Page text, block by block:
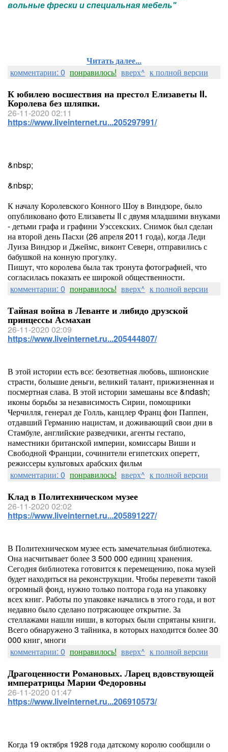
вольные фрески и специальная мебель"
Читать далее...
комментарии: 0 понравилось! вверх^ к полной версии
К юбилею восшествия на престол Елизаветы II.
Королева без шляпки.
26-11-2020 02:11
https://www.liveinternet.ru...205297991/
&nbsp;
&nbsp;
К началу Королевского Конного Шоу в Виндзоре, было
опубликовано фото Елизаветы II с двумя младшими внуками
- детьми графа и графини Уэссекских. Снимок был сделан
на второй день Пасхи (26 апреля 2011 года), когда Леди
Луиза Виндзор и Джеймс, виконт Северн, отправились с
бабушкой на конную прогулку.
Пишут, что королева была так тронута фотографией, что
согласилась показать ее широкой общественности.
комментарии: 0 понравилось! вверх^ к полной версии
Тайная война в Леванте и либидо друзской
принцессы Асмахан
26-11-2020 02:09
https://www.liveinternet.ru...205444807/
В этой истории есть все: безответная любовь, шпионские
страсти, большие деньги, великий талант, прижизненная и
посмертная слава. В этой истории замешаны все &ndash;
иконы борьбы за независимость Сирии, помощники
Черчилля, генерал де Голль, канцлер Франц фон Паппен,
отдавший Германию нацистам, и доживающий свои дни в
Стамбуле, английские разведчики, агенты гестапо,
наместники британской империи, комиссары Виши и
Свободной Франции, сочинители египетских оперетт,
режиссеры культовых арабских фильм
комментарии: 0 понравилось! вверх^ к полной версии
Клад в Политехническом музее
26-11-2020 02:02
https://www.liveinternet.ru...205891227/
В Политехническом музее есть замечательная библиотека.
Она насчитывает более 3 500 000 единиц хранения.
Сегодня библиотека готовится к перемещению, пока музей
будет находиться на реконструкции. Чтобы перевезти такой
огромный фонд, нужно только полтора года на упаковку
всех книг. Работы по упаковке начались в этого года, и вот
недавно было сделано потрясающее открытие. За
стеллажами нашли ниши, в которых были спрятаны книги.
Всего обнаружено 3 тайника, в которых находится более 30
000 книг, многи
комментарии: 0 понравилось! вверх^ к полной версии
Драгоценности Романовых. Ларец вдовствующей
императрицы Марии Федоровны
26-11-2020 01:47
https://www.liveinternet.ru...206910573/
Когда 19 октября 1928 года датскому королю сообщили о